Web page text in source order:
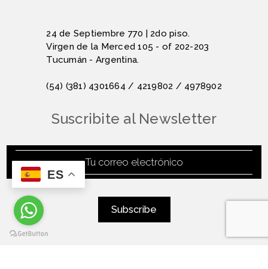
24 de Septiembre 770 | 2do piso.
Virgen de la Merced 105 - of 202-203
Tucumán - Argentina.
(54) (381) 4301664 / 4219802 / 4978902
Suscribite al Newsletter
ES